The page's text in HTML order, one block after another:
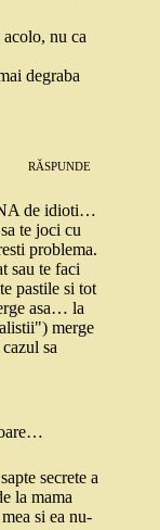
nu ca
degraba
RĂSPUNDE
de idioti…
te joci cu
problema.
sau te faci
pastile si tot
asa… la
merge
sa
secrete a
la mama
si ea nu-